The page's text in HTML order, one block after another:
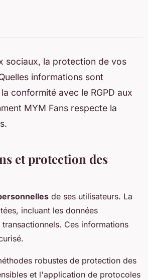
sociaux, la protection de vos
informations sont
conformité avec le RGPD aux
MYM Fans respecte la
et protection des
de ses utilisateurs. La
incluant les données
Ces informations
robustes de protection des
et l'application de protocoles